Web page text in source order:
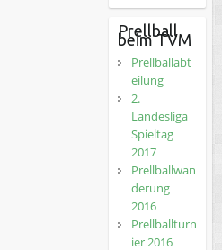
Prellball
beim TVM
Prellballabt
eilung
2.
Landesliga
Spieltag
2017
Prellballwan
derung
2016
Prellballturn
ier 2016